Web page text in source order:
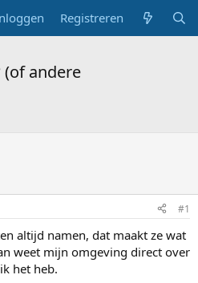
Registreren
(of andere
#1
altijd namen, dat maakt ze wat
weet mijn omgeving direct over
het heb.